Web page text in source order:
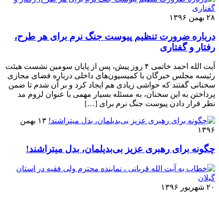
۲۸ بهمن ۱۳۹۶
درباره ضرورت تنظیم پیوست جنگ نرم برای هر طرح،
رفتار و گفتاری
آیت الله احمد خاتمی ۴ روز پیش، پس از پایان سومین نشست هیئت
رئیسه مجلس خبرگان با کمیسیون‌های داخلی درباره فضای مجازی
سخنانی گفتند که حواشی زیادی هم ایجاد کرد و بر آن شدم تا ضمن
پرداختن به این سخنان، به مسئله بسیار مهمی با عنوان لزوم مد
نظر قرار دادن پیوست جنگ نرم برای […]
۱۳ بهمن
۱۳۹۶
چگونه برای رهبری عزیز بی‌بدیلمان، بدل میتراشند!
۲۰ شهریور ۱۳۹۶